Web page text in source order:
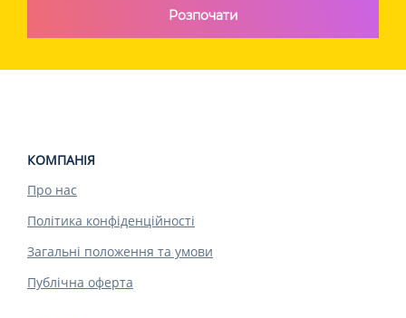
Розпочати
КОМПАНІЯ
Про нас
Політика конфіденційності
Загальні положення та умови
Публічна оферта